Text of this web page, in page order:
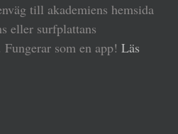
till akademiens hemsida
eller surfplattans
Fungerar som en app! Läs